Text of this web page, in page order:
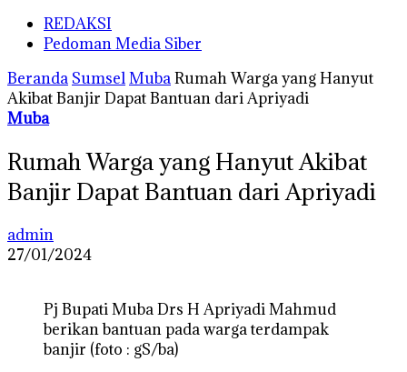
REDAKSI
Pedoman Media Siber
Beranda SumselMubaRumah Warga yang Hanyut
Akibat Banjir Dapat Bantuan dari Apriyadi
Muba
Rumah Warga yang Hanyut Akibat
Banjir Dapat Bantuan dari Apriyadi
admin
27/01/2024
Pj Bupati Muba Drs H Apriyadi Mahmud
berikan bantuan pada warga terdampak
banjir (foto : gS/ba)